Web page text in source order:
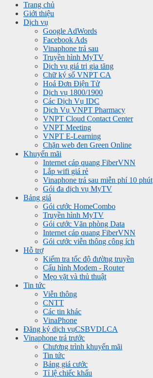
Trang chủ
Giới thiệu
Dịch vụ
Google AdWords
Facebook Ads
Vinaphone trả sau
Truyền hình MyTV
Dịch vụ giá trị gia tăng
Chữ ký số VNPT CA
Hoá Đơn Điện Tử
Dịch vụ 1800/1900
Các Dịch Vụ IDC
Dịch Vụ VNPT Pharmacy
VNPT Cloud Contact Center
VNPT Meeting
VNPT E-Learning
Chặn web đen Green Online
Khuyến mãi
Internet cáp quang FiberVNN
Lắp wifi giá rẻ
Vinaphone trả sau miễn phí 10 phút
Gói đa dịch vụ MyTV
Bảng giá
Gói cước HomeCombo
Truyền hình MyTV
Gói cước Văn phòng Data
Internet cáp quang FiberVNN
Gói cước viễn thông công ích
Hỗ trợ
Kiểm tra tốc độ đường truyền
Cấu hình Modem - Router
Mẹo vặt và thủ thuật
Tin tức
Viễn thông
CNTT
Các tin khác
VinaPhone
Đăng ký dịch vụCSBVDLCA
Vinaphone trả trước
Chương trình khuyến mãi
Tin tức
Bảng giá cước
Tỉ lệ chiếc khấu